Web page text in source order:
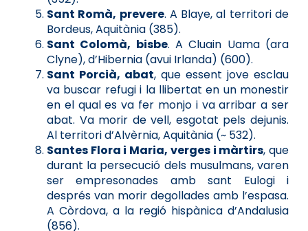
Sant Romà, prevere. A Blaye, al territori de
Bordeus, Aquitània (385).
Sant Colomà, bisbe. A Cluain Uama (ara
Clyne), d’Hibernia (avui Irlanda) (600).
Sant Porcià, abat, que essent jove esclau
va buscar refugi i la llibertat en un monestir
en el qual es va fer monjo i va arribar a ser
abat. Va morir de vell, esgotat pels dejunis.
Al territori d’Alvèrnia, Aquitània (~ 532).
Santes Flora i Maria, verges i màrtirs, que
durant la persecució dels musulmans, varen
ser empresonades amb sant Eulogi i
després van morir degollades amb l’espasa.
A Còrdova, a la regió hispànica d’Andalusia
(856).